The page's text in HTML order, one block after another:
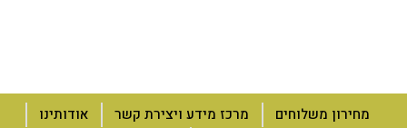
מחירון משלוחים מרכז מידע ויצירת קשר
אודותינו